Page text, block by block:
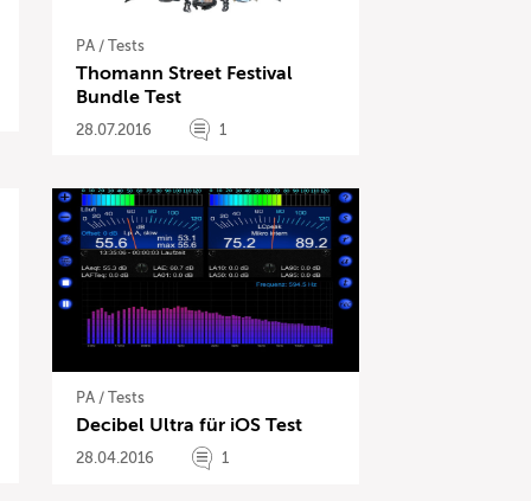
PA /Tests
Thomann Street Festival
Bundle Test
28.07.2016 1
PA /Tests
Decibel Ultra für iOS Test
28.04.2016 1